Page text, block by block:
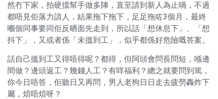
然冇下家，拍硬擋幫手做多陣，直至請到新人為止喎，不過
都唔見佢落力請人，結果拖下拖下，足足拖咗3個月，最終
嗰個同事要同佢反晒面先走到，所以話「想休息下」、「想
抖下」，又或者係「未搵到工」，似乎都係好危險嘅答案。
話自己搵到工又得唔得呢？都得，但阿頭會問長問短，喺邊
間做？邊頭返工？幾錢人工？有咩福利？總之就要問到篤，
你今日唔答，佢聽日又再問，男人老狗日日走去疲勞轟炸下
屬，煩唔煩呀？